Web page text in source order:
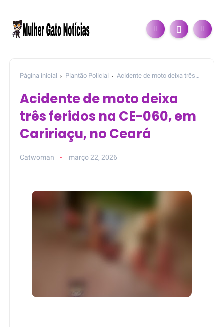
Página inicial Plantão Policial
Acidente de moto deixa três
Acidente de moto deixa
três feridos na CE-060, em
Caririaçu, no Ceará
Catwoman março 22, 2026